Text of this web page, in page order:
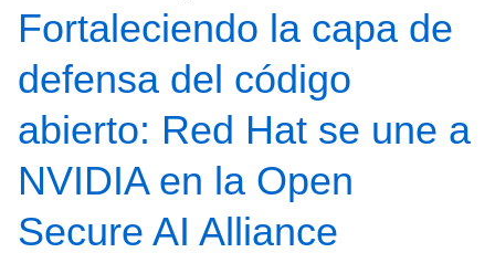
Fortaleciendo la capa de
defensa del código
abierto: Red Hat se une a
NVIDIA en la Open
Secure AI Alliance